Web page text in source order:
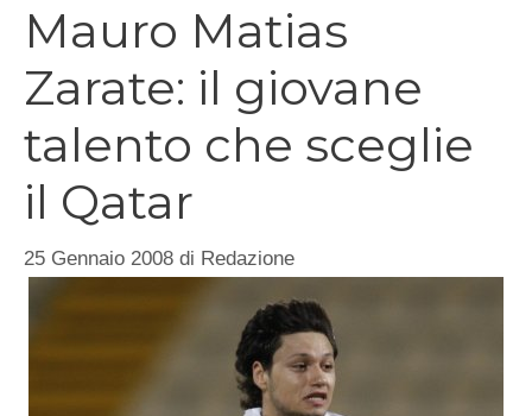
Mauro Matias
Zarate: il giovane
talento che sceglie
il Qatar
25 Gennaio 2008 di Redazione